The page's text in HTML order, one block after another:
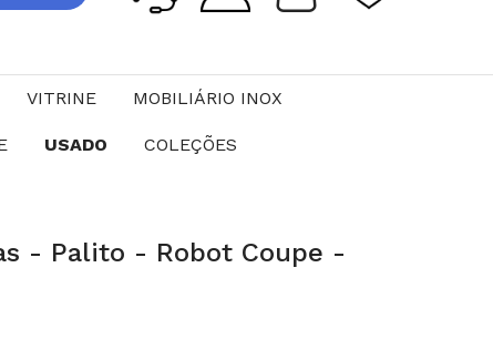
VITRINE MOBILIÁRIO INOX
USADO COLEÇÕES
- Palito - Robot Coupe -